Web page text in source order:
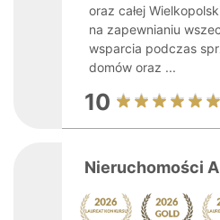
oraz całej
na zapewnianiu
wsparcia podczas
domów oraz ...
10
Nieruchomości